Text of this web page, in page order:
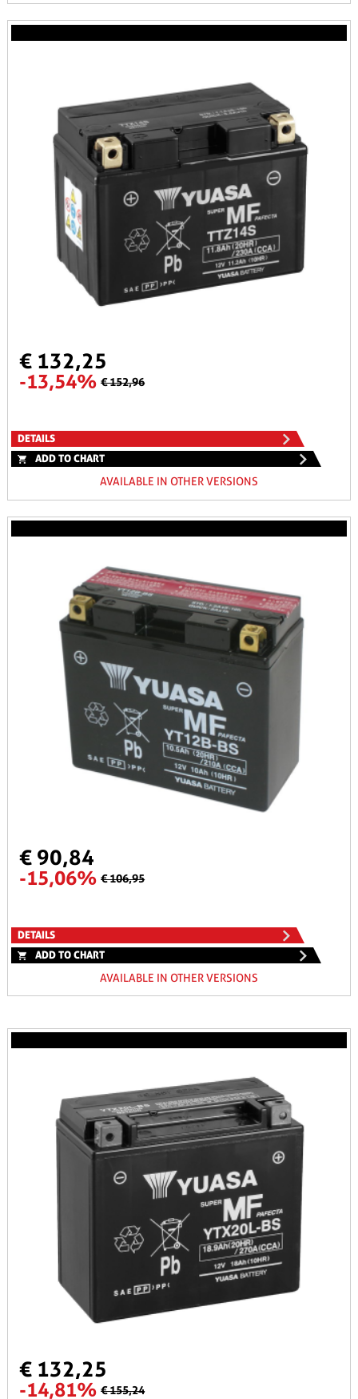
€ 132,25
-13,54% € 152,96
DETAILS
ADD TO CHART
AVAILABLE IN OTHER VERSIONS
€ 90,84
-15,06% € 106,95
DETAILS
ADD TO CHART
AVAILABLE IN OTHER VERSIONS
€ 132,25
-14,81% € 155,24